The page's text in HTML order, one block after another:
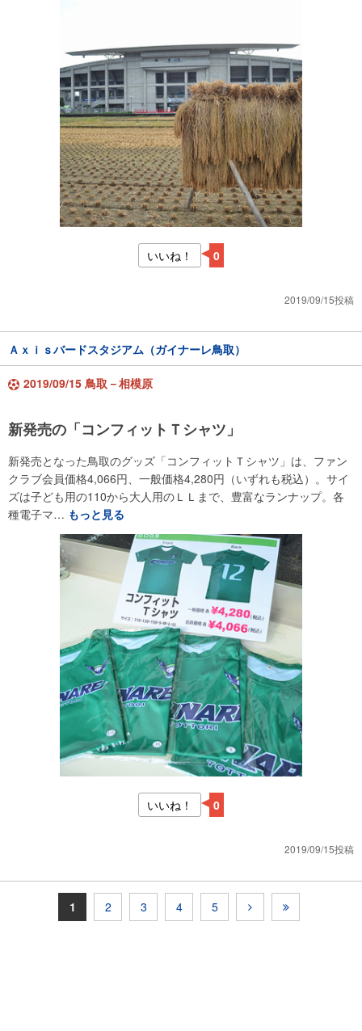
いいね！ 0
2019/09/15投稿
Ａｘｉｓバードスタジアム（ガイナーレ鳥取）
2019/09/15 鳥取－相模原
新発売の「コンフィットＴシャツ」
新発売となった鳥取のグッズ「コンフィットＴシャツ」は、ファン
クラブ会員価格4,066円、一般価格4,280円（いずれも税込）。サイ
ズは子ども用の110から大人用のＬＬまで、豊富なランナップ。各
種電子マ… もっと見る
いいね！ 0
2019/09/15投稿
1 2 3 4 5